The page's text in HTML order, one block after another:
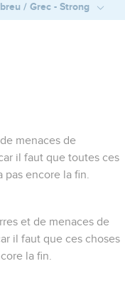
/ Grec - Strong
menaces de
il faut que toutes ces
encore la fin.
et de menaces de
il faut que ces choses
la fin.